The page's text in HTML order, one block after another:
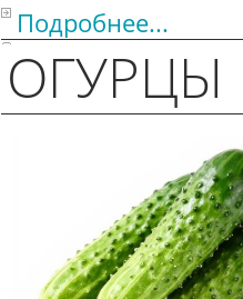
Подробнее...
ОГУРЦЫ